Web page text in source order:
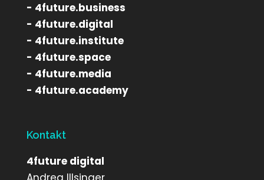
- 4future.business
- 4future.digital
- 4future.institute
- 4future.space
- 4future.media
- 4future.academy
Kontakt
4future digital